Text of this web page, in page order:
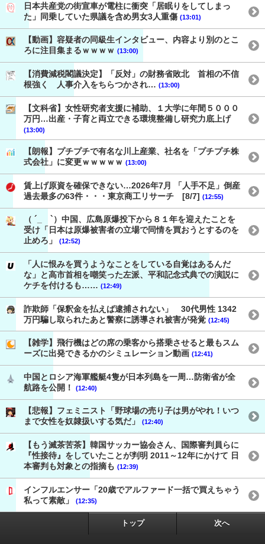
日本共産党の街宣車が電柱に衝突「居眠りをしてしまっ
た」同乗していた県議を含め男女3人重傷 (13:01)
【動画】容疑者の同級生インタビュー、内容より別のとこ
ろに注目集まるｗｗｗｗ (13:00)
【消費減税閣議決定】「反対」の財務省敗北 首相の不信
根強く 人事介入をちらつかされ… (13:00)
【文科省】女性研究者支援に補助、１大学に年間５０００
万円…出産・子育と両立できる環境整備し研究力底上げ
(13:00)
【朗報】プチプチで有名な川上産業、社名を「プチプチ株
式会社」に変更ｗｗｗｗｗ (13:00)
賃上げ原資を確保できない…2026年7月 「人手不足」倒産
過去最多の63件・・・東京商工リサーチ [8/7] (12:55)
（ ´_ゝ`）中国、広島原爆投下から８１年を迎えたことを
受け「日本は原爆被害者の立場で同情を買おうとするのを
止めろ」
(12:52)
「人に恨みを買うようなことをしている自覚はあるんだ
な」と高市首相を嘲笑った左派、平和記念式典での演説に
ケチを付けるも…… (12:49)
詐欺師「保釈金を払えば逮捕されない」 30代男性 1342
万円騙し取られたあと警察に誘導され被害が発覚 (12:45)
【雑学】飛行機はどの席の乗客から搭乗させると最もスム
ーズに出発できるかのシミュレーション動画 (12:41)
中国とロシア海軍艦艇4隻が日本列島を一周…防衛省が全
航路を公開！
(12:40)
【悲報】フェミニスト「野球場の売り子は男がやれ！いつ
まで女性を奴隷扱いする気だ」
(12:40)
【もう滅茶苦茶】韓国サッカー協会さん、国際審判員らに
『性接待』をしていたことが判明 2011～12年にかけて 日
本審判も対象との指摘も (12:39)
インフルエンサー「20歳でアルファード一括で買えちゃう
私って素敵」
(12:35)
トップ 次へ